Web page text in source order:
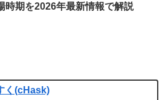
時期を2026年最新情報で解説
く(cHask)